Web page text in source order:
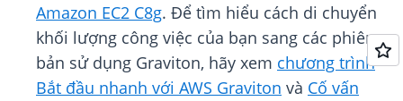
Amazon EC2 C8g. Để tìm hiểu cách di chuyển
khối lượng công việc của bạn sang các phiên
bản sử dụng Graviton, hãy xem chương trình
Bắt đầu nhanh với AWS Graviton và Cố vấn